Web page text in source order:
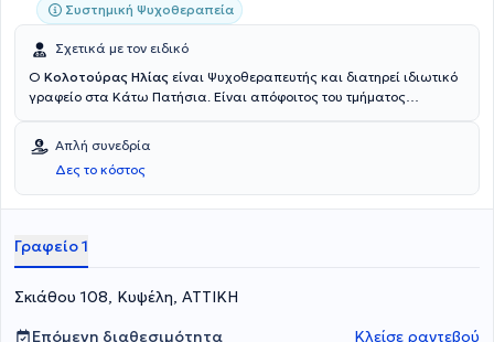
Συστημική Ψυχοθεραπεία
Σχετικά με τον ειδικό
Ο Κολοτούρας Ηλίας είναι Ψυχοθεραπευτής και διατηρεί ιδιωτικό
γραφείο στα Κάτω Πατήσια. Είναι απόφοιτος του τμήματος
Ψυχολογίας) και έχει εκπαιδευτεί
Κέντρο Εφαρμοσμένης Ψυχοθεραπείας και
Συμβουλευτικής (ΚΕΨΥΣΥ). Διαθέτει εμπειρία και ασχολείται με
θέματα, όπως η βελτίωση αυτοεκτίμησης - αυτοεικόνας, η ενίσχυση
Απλή συνεδρία
Δες το κόστος
Γραφείο 1
Σκιάθου 108, Κυψέλη, ΑΤΤΙΚΗ
Επόμενη διαθεσιμότητα
Κλείσε ραντεβού